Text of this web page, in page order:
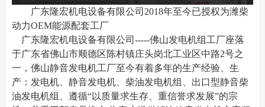
广东隆宏机电设备有限公司2018年至今已授权为潍柴
动力OEM能源配套工厂
广东隆宏机电设备有限公司-----佛山发电机组工厂座落
于广东省佛山市顺德区陈村镇庄头岗北工业区中路2号之
一 ，佛山静音发电机工厂至今有着多年的生产经验、生
产：发电机、静音发电机、柴油发电机组、出口型静音柴
油发电机组、遵循“以质量求生存、重信誉求发展”的宗